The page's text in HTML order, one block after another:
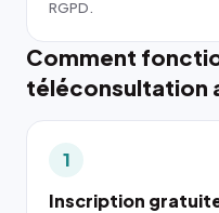
RGPD.
Comment
téléconsultation
1
Inscription